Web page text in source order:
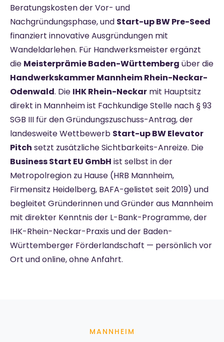
Beratungskosten der Vor- und
Nachgründungsphase, und Start-up BW Pre-Seed
finanziert innovative Ausgründungen mit
Wandeldarlehen. Für Handwerksmeister ergänzt
die Meisterprämie Baden-Württemberg über die
Handwerkskammer Mannheim Rhein-Neckar-
Odenwald. Die IHK Rhein-Neckar mit Hauptsitz
direkt in Mannheim ist Fachkundige Stelle nach § 93
SGB III für den Gründungszuschuss-Antrag, der
landesweite Wettbewerb Start-up BW Elevator
Pitch setzt zusätzliche Sichtbarkeits-Anreize. Die
Business Start EU GmbH ist selbst in der
Metropolregion zu Hause (HRB Mannheim,
Firmensitz Heidelberg, BAFA-gelistet seit 2019) und
begleitet Gründerinnen und Gründer aus Mannheim
mit direkter Kenntnis der L-Bank-Programme, der
IHK-Rhein-Neckar-Praxis und der Baden-
Württemberger Förderlandschaft — persönlich vor
Ort und online, ohne Anfahrt.
MANNHEIM